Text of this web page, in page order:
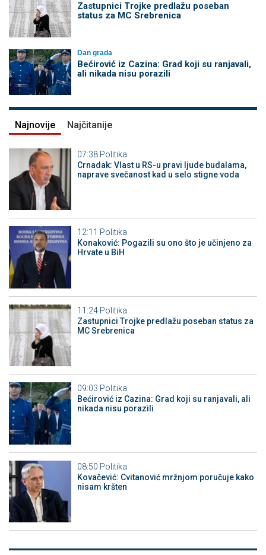
Zastupnici Trojke predlažu poseban
status za MC Srebrenica
Dan grada
Bećirović iz Cazina: Grad koji su ranjavali,
ali nikada nisu porazili
Najnovije Najčitanije
07:38 Politika
Crnadak: Vlast u RS-u pravi ljude budalama,
naprave svečanost kad u selo stigne voda
12:11 Politika
Konaković: Pogazili su ono što je učinjeno za
Hrvate u BiH
11:24 Politika
Zastupnici Trojke predlažu poseban status za
MC Srebrenica
09:03 Politika
Bećirović iz Cazina: Grad koji su ranjavali, ali
nikada nisu porazili
08:50 Politika
Kovačević: Cvitanović mržnjom poručuje kako
nisam kršten